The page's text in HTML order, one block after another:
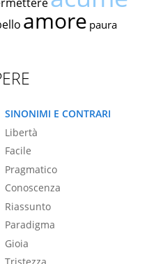
amore paura
SINONIMI E CONTRARI
Libertà
Facile
Pragmatico
Conoscenza
Riassunto
Paradigma
Gioia